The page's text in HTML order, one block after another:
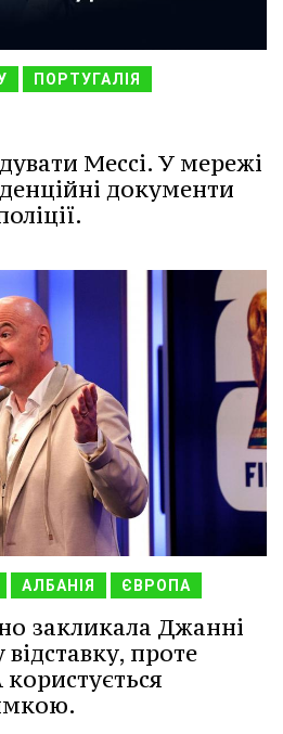
ПОРТУГАЛІЯ
Мессі. У мережі
документи
АЛБАНІЯ ЄВРОПА
закликала Джанні
проте